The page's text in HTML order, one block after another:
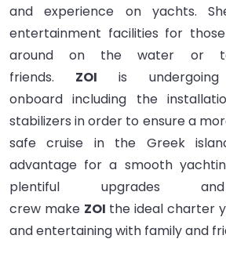
and experience on yachts.
entertainment facilities for
around on the water or
friends. ZOI is
onboard including the
stabilizers in order to ensure a
safe cruise in the Greek
advantage for a smooth
plentiful upgrades
crew make ZOI the ideal charter
and entertaining with family and